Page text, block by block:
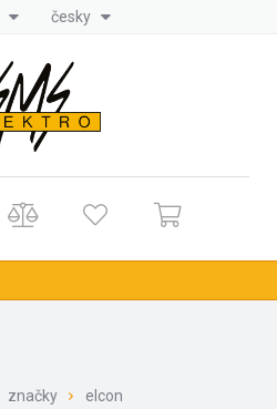
česky
značky elcon